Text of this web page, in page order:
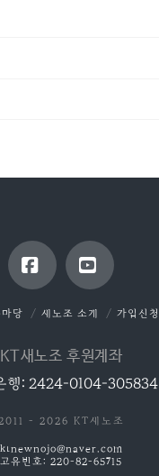
FacebookYouTube
당 새노조 소개 가입신청
KT새노조 후원계좌
행: 2424-0104-305834
- 2026 KT새노조
ktnewnojo@naver.com
고유번호: 220-82-65715